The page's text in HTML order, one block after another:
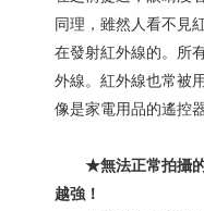
同理，雖然人看不見
在發射紅外線的。所
外線。紅外線也常被
像是家電用品的遙控
★無法正常拍攝
越強！